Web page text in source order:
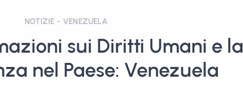
NOTIZIE - VENEZUELA
sui Diritti Umani e la
nel Paese: Venezuela